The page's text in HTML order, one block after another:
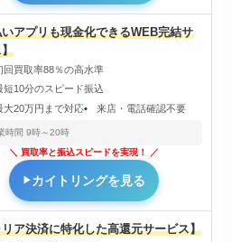
アプリも現金化できるWEB完結サ
回買取率88％の高水準
短10分のスピード振込
大20万円まで対応
来店・電話確認不要
時間 9時～20時
買取率と振込スピードを実現！
カイトリングを見る
ア決済に特化した高還元サービス】